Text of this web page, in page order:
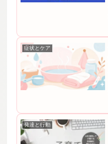
症状とケア
発達と行動